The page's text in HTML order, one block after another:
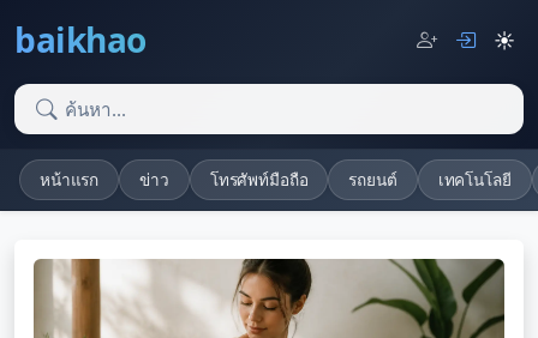
baikhao ☀️
หน้าแรก ข่าว โทรศัพท์มือถือ รถยนต์ เทคโนโลยี